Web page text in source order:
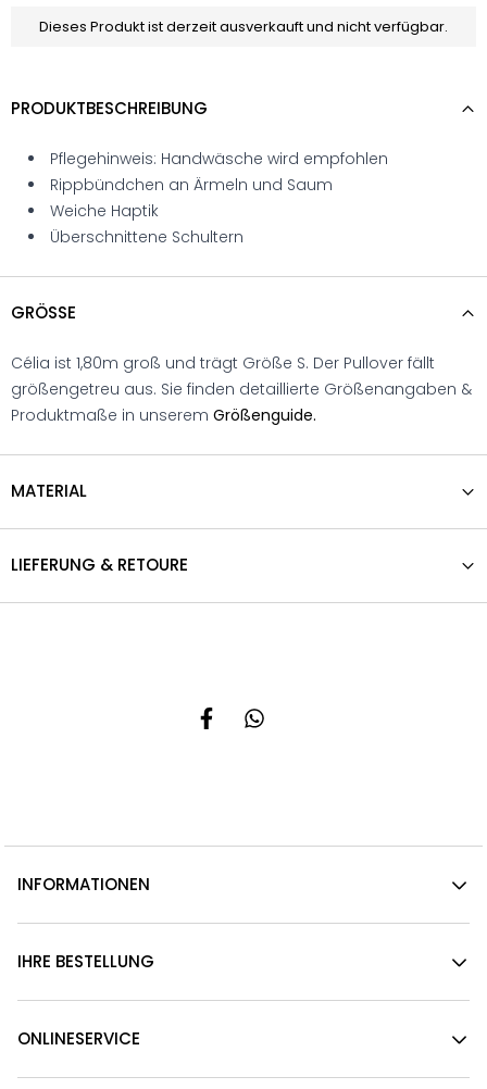
Dieses Produkt ist derzeit ausverkauft und nicht verfügbar.
PRODUKTBESCHREIBUNG
Pflegehinweis: Handwäsche wird empfohlen
Rippbündchen an Ärmeln und Saum
Weiche Haptik
Überschnittene Schultern
GRÖSSE
Célia ist 1,80m groß und trägt Größe S. Der Pullover fällt
größengetreu aus. Sie finden detaillierte Größenangaben &
Produktmaße in unserem Größenguide.
MATERIAL
LIEFERUNG & RETOURE
INFORMATIONEN
IHRE BESTELLUNG
ONLINESERVICE